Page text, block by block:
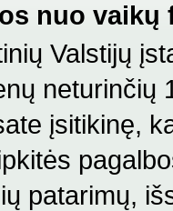
nuo vaikų
Valstijų
neturinčių
įsitikinę,
patarimų,